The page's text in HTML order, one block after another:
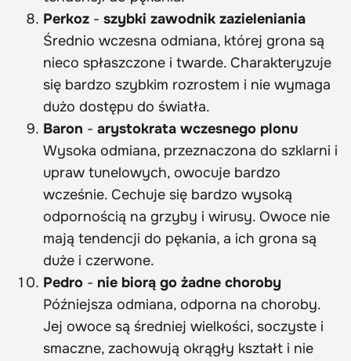
Perkoz - szybki zawodnik zazieleniania
Średnio wczesna odmiana, której grona są
nieco spłaszczone i twarde. Charakteryzuje
się bardzo szybkim rozrostem i nie wymaga
dużo dostępu do światła.
Baron - arystokrata wczesnego plonu
Wysoka odmiana, przeznaczona do szklarni i
upraw tunelowych, owocuje bardzo
wcześnie. Cechuje się bardzo wysoką
odpornością na grzyby i wirusy. Owoce nie
mają tendencji do pękania, a ich grona są
duże i czerwone.
Pedro - nie biorą go żadne choroby
Późniejsza odmiana, odporna na choroby.
Jej owoce są średniej wielkości, soczyste i
smaczne, zachowują okrągły kształt i nie